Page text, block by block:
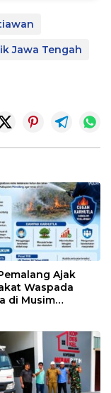
Jawa Tengah
Ajak
Waspada
di Musim